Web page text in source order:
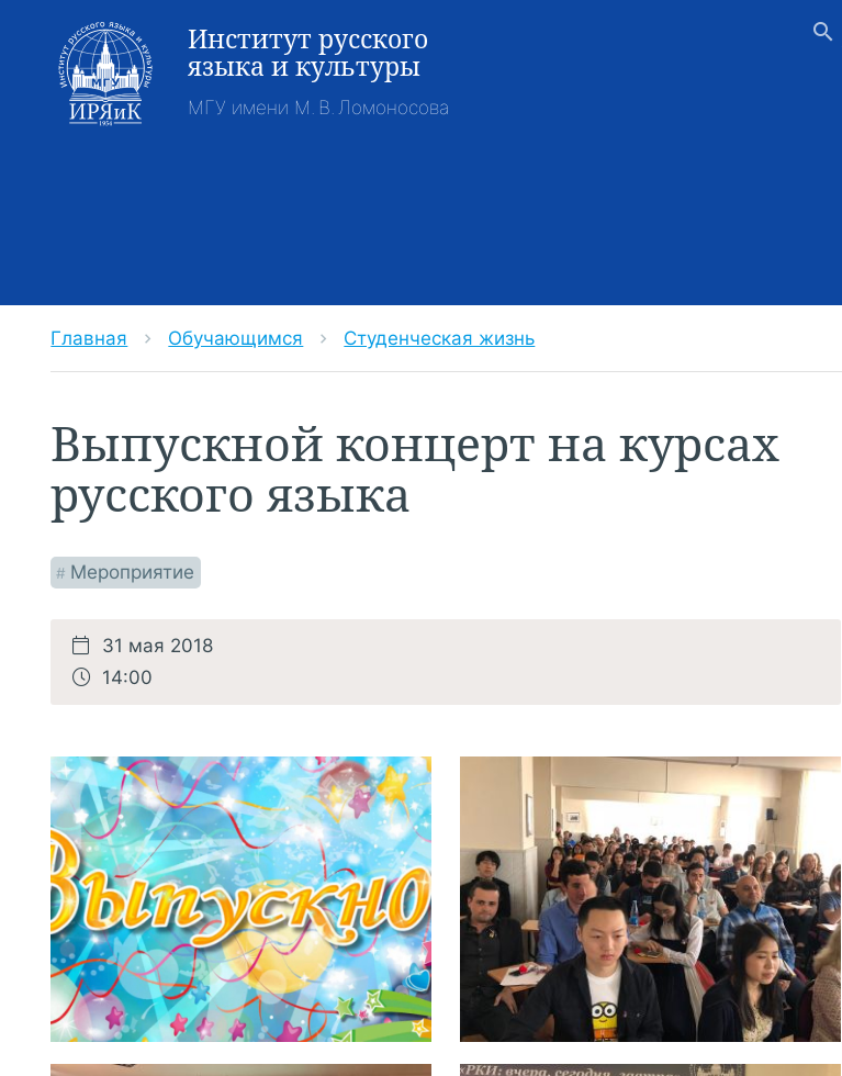
search
Институт русского
языка и культуры
МГУ имени М. В. Ломоносова
Главная chevron_right Обучающимся chevron_right Студенческая жизнь
Выпускной концерт на курсах
русского языка
# Мероприятие
31 мая 2018
14:00